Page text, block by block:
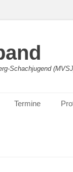
Schachjugend
Termine